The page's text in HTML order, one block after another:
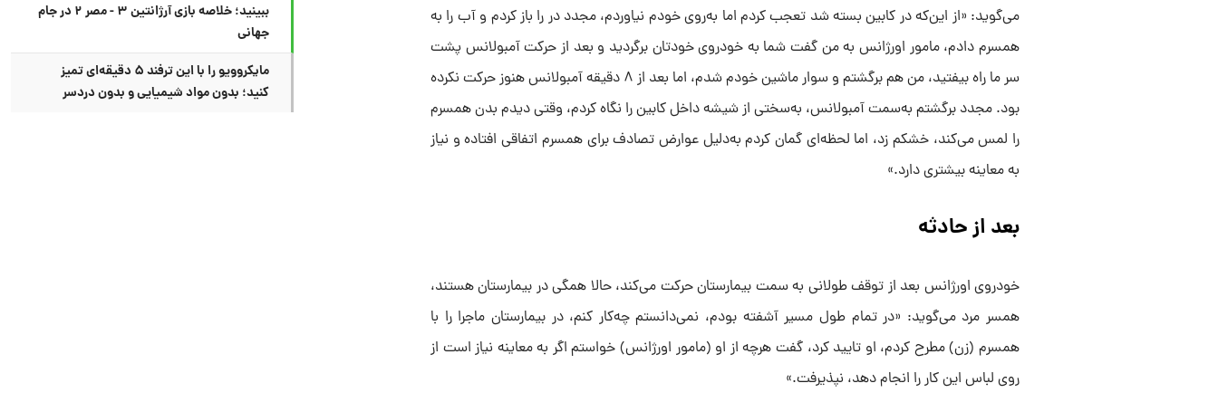
می‌گوید: «از این‌که در کابین بسته شد تعجب کردم اما به‌روی خودم نیاوردم، مجدد در را باز کردم و آب را به
همسرم دادم، مامور اورژانس به من گفت شما به خودروی خودتان برگردید و بعد از حرکت آمبولانس پشت
سر ما راه بیفتید، من هم برگشتم و سوار ماشین خودم شدم، اما بعد از ۸ دقیقه آمبولانس هنوز حرکت نکرده
بود. مجدد برگشتم به‌سمت آمبولانس، به‌سختی از شیشه داخل کابین را نگاه کردم، وقتی دیدم بدن همسرم
را لمس می‌کند، خشکم زد، اما لحظه‌ای گمان کردم به‌دلیل عوارض تصادف برای همسرم اتفاقی افتاده و نیاز
به معاینه بیشتری دارد.»
بعد از حادثه
خودروی اورژانس بعد از توقف طولانی به سمت بیمارستان حرکت می‌کند، حالا همگی در بیمارستان هستند،
همسر مرد می‌گوید: «در تمام طول مسیر آشفته بودم، نمی‌دانستم چه‌کار کنم، در بیمارستان ماجرا را با
همسرم (زن) مطرح کردم، او تایید کرد، گفت هرچه از او (مامور اورژانس) خواستم اگر به معاینه نیاز است از
روی لباس این کار را انجام دهد، نپذیرفت.»
ببینید؛ خلاصه بازی آرژانتین ۳ - مصر ۲ در جام
جهانی
مایکروویو را با این ترفند ۵ دقیقه‌ای تمیز
کنید؛ بدون مواد شیمیایی و بدون دردسر